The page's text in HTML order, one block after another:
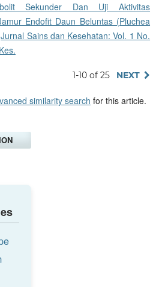
Sekunder Dan Uji Aktivitas
Endofit Daun Beluntas (Pluchea
Jurnal Sains dan Kesehatan: Vol. 1 No.
1-10 of 25 NEXT
similarity search for this article.